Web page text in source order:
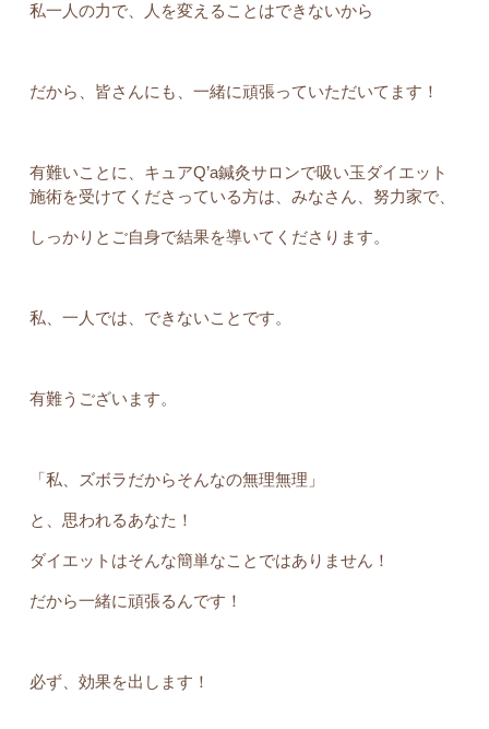
私一人の力で、人を変えることはできないから
だから、皆さんにも、一緒に頑張っていただいてます！
有難いことに、キュアQ’a鍼灸サロンで吸い玉ダイエット
施術を受けてくださっている方は、みなさん、努力家で、
しっかりとご自身で結果を導いてくださります。
私、一人では、できないことです。
有難うございます。
「私、ズボラだからそんなの無理無理」
と、思われるあなた！
ダイエットはそんな簡単なことではありません！
だから一緒に頑張るんです！
必ず、効果を出します！